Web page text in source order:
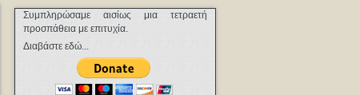
Συμπληρώσαμε αισίως μια τετραετή
προσπάθεια με επιτυχία.
Διαβάστε εδώ...